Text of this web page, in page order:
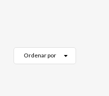
Ordenar por